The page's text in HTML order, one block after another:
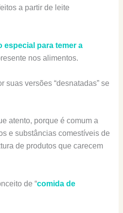
a partir de leite
especial para temer a
nos alimentos.
suas versões “desnatadas” se
atento, porque é comum a
e substâncias comestíveis de
de produtos que carecem
de “comida de